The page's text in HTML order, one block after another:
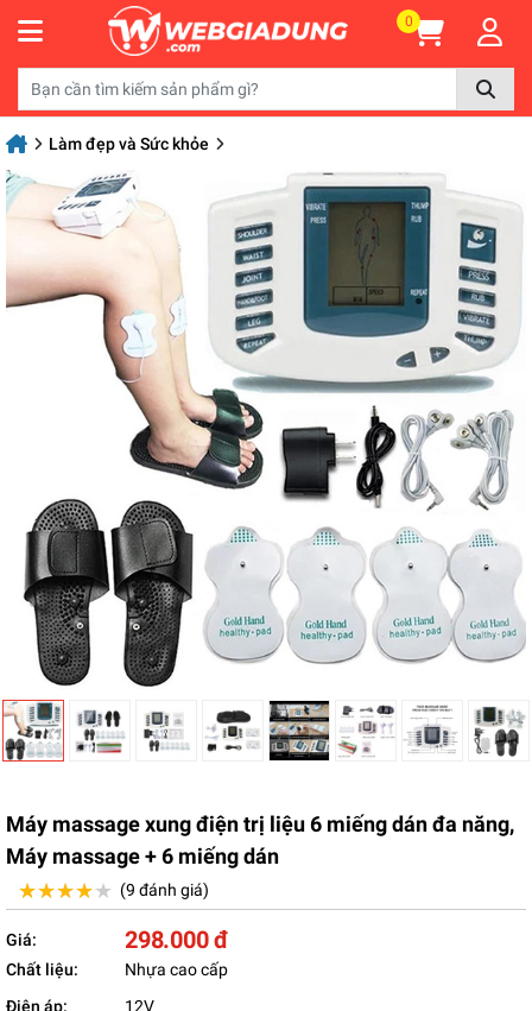
0
Làm đẹp và Sức khỏe
Máy massage xung điện trị liệu 6 miếng dán đa năng,
Máy massage + 6 miếng dán
★★★★★
★★★★★ (9 đánh giá)
Giá: 298.000 đ
Chất liệu:
Nhựa cao cấp
Điện áp:
12V